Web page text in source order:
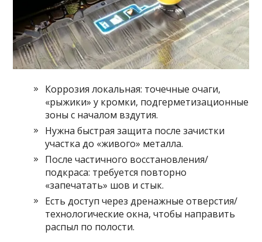
Коррозия локальная: точечные очаги,
«рыжики» у кромки, подгерметизационные
зоны с началом вздутия.
Нужна быстрая защита после зачистки
участка до «живого» металла.
После частичного восстановления/
подкраса: требуется повторно
«запечатать» шов и стык.
Есть доступ через дренажные отверстия/
технологические окна, чтобы направить
распыл по полости.